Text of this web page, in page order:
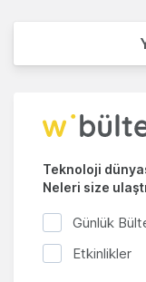
Teknoloji
Neleri size
Günlük
Etkinlikler